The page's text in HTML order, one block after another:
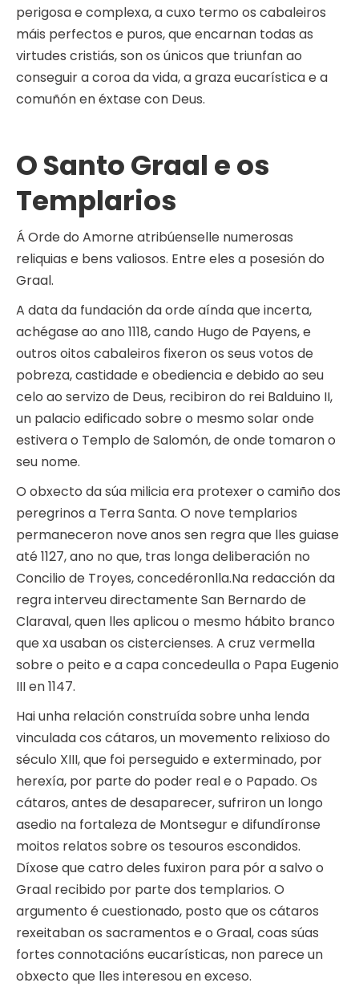
perigosa e complexa, a cuxo termo os cabaleiros
máis perfectos e puros, que encarnan todas as
virtudes cristiás, son os únicos que triunfan ao
conseguir a coroa da vida, a graza eucarística e a
comuñón en éxtase con Deus.
O Santo Graal e os
Templarios
Á Orde do Amorne atribúenselle numerosas
reliquias e bens valiosos. Entre eles a posesión do
Graal.
A data da fundación da orde aínda que incerta,
achégase ao ano 1118, cando Hugo de Payens, e
outros oitos cabaleiros fixeron os seus votos de
pobreza, castidade e obediencia e debido ao seu
celo ao servizo de Deus, recibiron do rei Balduino II,
un palacio edificado sobre o mesmo solar onde
estivera o Templo de Salomón, de onde tomaron o
seu nome.
O obxecto da súa milicia era protexer o camiño dos
peregrinos a Terra Santa. O nove templarios
permaneceron nove anos sen regra que lles guiase
até 1127, ano no que, tras longa deliberación no
Concilio de Troyes, concedéronlla.Na redacción da
regra interveu directamente San Bernardo de
Claraval, quen lles aplicou o mesmo hábito branco
que xa usaban os cistercienses. A cruz vermella
sobre o peito e a capa concedeulla o Papa Eugenio
III en 1147.
Hai unha relación construída sobre unha lenda
vinculada cos cátaros, un movemento relixioso do
século XIII, que foi perseguido e exterminado, por
herexía, por parte do poder real e o Papado. Os
cátaros, antes de desaparecer, sufriron un longo
asedio na fortaleza de Montsegur e difundíronse
moitos relatos sobre os tesouros escondidos.
Díxose que catro deles fuxiron para pór a salvo o
Graal recibido por parte dos templarios. O
argumento é cuestionado, posto que os cátaros
rexeitaban os sacramentos e o Graal, coas súas
fortes connotacións eucarísticas, non parece un
obxecto que lles interesou en exceso.